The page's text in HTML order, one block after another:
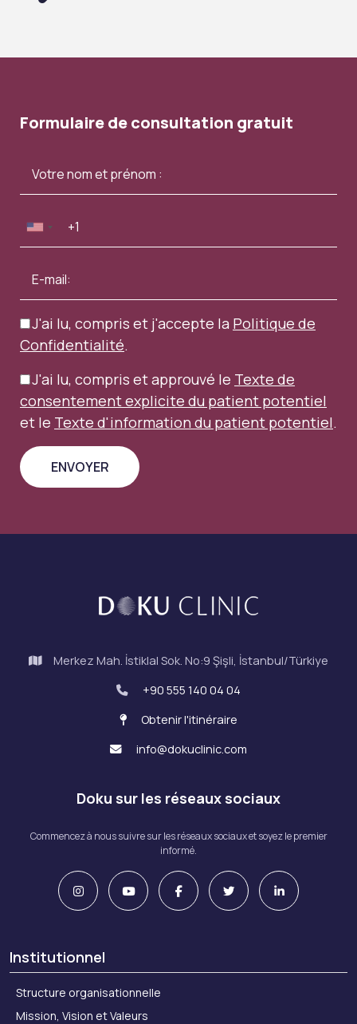
Formulaire de consultation gratuit
J'ai lu, compris et j'accepte la Politique de
Confidentialité.
J'ai lu, compris et approuvé le Texte de
consentement explicite du patient potentiel
et le Texte d'information du patient potentiel.
Merkez Mah. İstiklal Sok. No:9 Şişli, İstanbul/Türkiye
+90 555 140 04 04
Obtenir l'itinéraire
info@dokuclinic.com
Doku sur les réseaux sociaux
Commencez à nous suivre sur les réseaux sociaux et soyez le premier
informé.
Institutionnel
Structure organisationnelle
Mission, Vision et Valeurs